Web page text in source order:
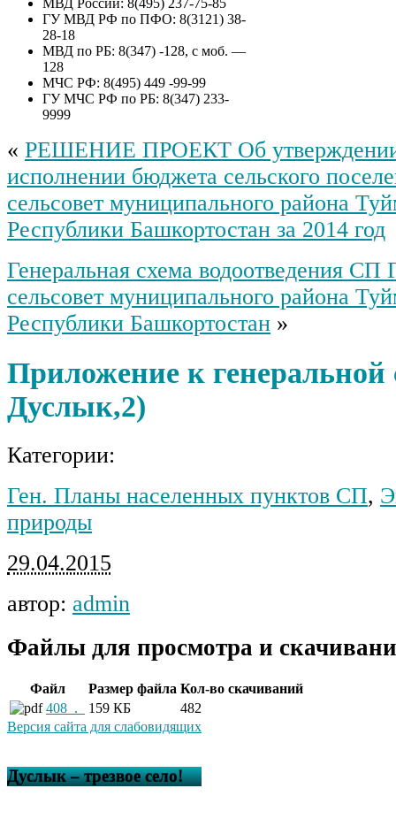
приватизации муниципального
имущества сельского поселения
Гафуровский сельсовет
муниципального района
Туймазинский район
Республики Башкортостан –
объект незавершенного
строительства, степенью
номером 02:46:100601:213, с
земельным участком общей
площадью 3672 кв.м., с
кадастровым номером
02:46:100601:5, расположенное
по адресу: Республика
Башкортостан, муниципальный
поселение Гафуровский
сельсовет д. Никитинка ул.
Центральная д. 72
МВД России: 8(495) 237-75-85
ГУ МВД РФ по ПФО: 8(3121) 38-
28-18
МВД по РБ: 8(347) -128, с моб. —
128
МЧС РФ: 8(495) 449 -99-99
ГУ МЧС РФ по РБ: 8(347) 233-
9999
« РЕШЕНИЕ ПРОЕКТ Об утверждении
исполнении бюджета сельского
сельсовет муниципального района
Республики Башкортостан за 2014 год
Генеральная схема водоотведения СП
сельсовет муниципального района
Республики Башкортостан »
Приложение к генеральной
Дуслык,2)
Категории:
Ген. Планы населенных пунктов СП,
природы
29.04.2015
автор: admin
Файлы для просмотра и
Файл Размер файла Кол-во скачиваний
408_._
159 КБ
482
Версия сайта для слабовидящих
Дуслык – трезвое село!